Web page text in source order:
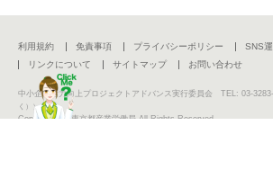
利用規約 免責事項 プライバシーポリシー
SNS
リンクについて
サイトマップ お問い合わせ
中小企業活力向上プロジェクトアドバンス実行委員会 TEL: 03-
く））
Copyright (C) 東京都産業労働局 All Rights Reserved.